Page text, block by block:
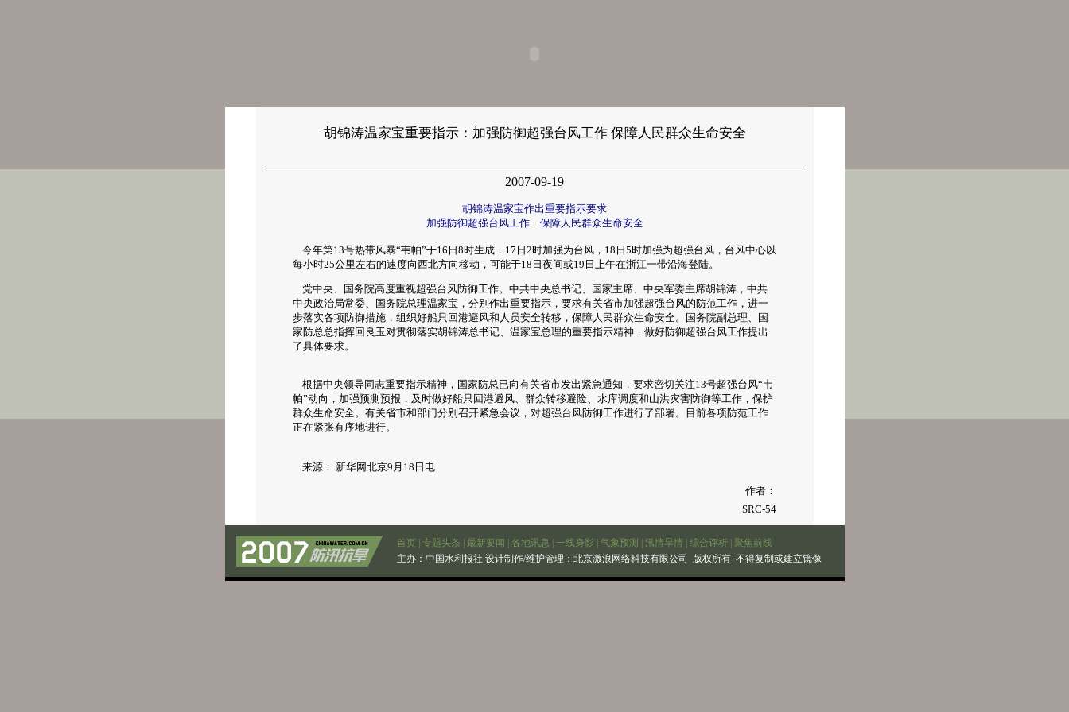
胡锦涛温家宝重要指示：加强防御超强台风工作 保障人民群众生命安全
2007-09-19
胡锦涛温家宝作出重要指示要求
加强防御超强台风工作 保障人民群众生命安全
今年第13号热带风暴“韦帕”于16日8时生成，17日2时加强为台风，18日5时加强为超强台风，台风中心以
每小时25公里左右的速度向西北方向移动，可能于18日夜间或19日上午在浙江一带沿海登陆。
党中央、国务院高度重视超强台风防御工作。中共中央总书记、国家主席、中央军委主席胡锦涛，中共
中央政治局常委、国务院总理温家宝，分别作出重要指示，要求有关省市加强超强台风的防范工作，进一
步落实各项防御措施，组织好船只回港避风和人员安全转移，保障人民群众生命安全。国务院副总理、国
家防总总指挥回良玉对贯彻落实胡锦涛总书记、温家宝总理的重要指示精神，做好防御超强台风工作提出
了具体要求。
根据中央领导同志重要指示精神，国家防总已向有关省市发出紧急通知，要求密切关注13号超强台风“韦
帕”动向，加强预测预报，及时做好船只回港避风、群众转移避险、水库调度和山洪灾害防御等工作，保护
群众生命安全。有关省市和部门分别召开紧急会议，对超强台风防御工作进行了部署。目前各项防范工作
正在紧张有序地进行。
来源： 新华网北京9月18日电
作者：
SRC-54
首页 专题头条 最新要闻 各地讯息 一线身影 气象预测 汛情旱情 综合评析
聚焦前线
主办： 中国水利报社 设计制作/维护管理：北京激浪网络科技有限公司 版权所有 不得复制或建立镜像